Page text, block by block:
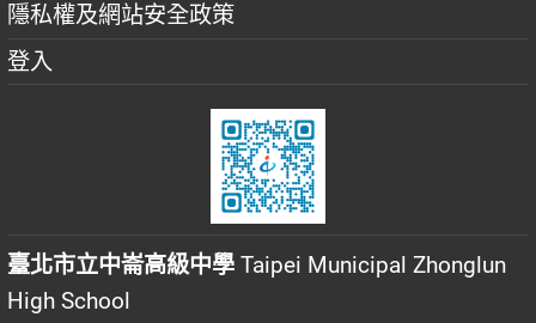
隱私權及網站安全政策
登入
臺北市立中崙高級中學 Taipei Municipal Zhonglun
High School